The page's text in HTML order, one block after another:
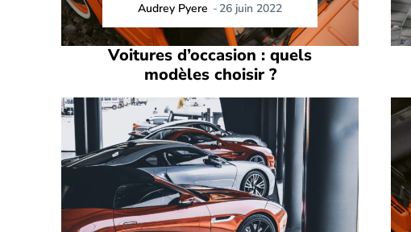
Audrey Pyere - 26 juin 2022
Voitures d’occasion : quels
modèles choisir ?